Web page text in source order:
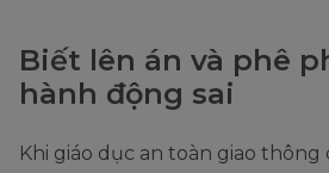
Biết lên án và phê
hành động sai
Khi giáo dục an toàn giao